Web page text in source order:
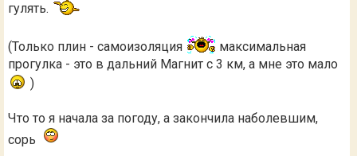
гулять.
(Только плин - самоизоляция
максимальная
прогулка - это в дальний Магнит с 3 км, а мне это мало
)
Что то я начала за погоду, а закончила наболевшим,
сорь